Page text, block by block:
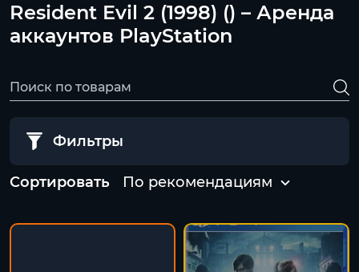
Resident Evil 2 (1998) () – Аренда
аккаунтов PlayStation
Фильтры
Сортировать По рекомендациям